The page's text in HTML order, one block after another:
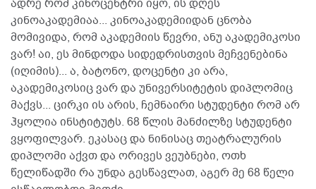
ადრე რომ კინოცენტრი იყო, ის დღეს
კინოაკადემიაა... კინოაკადემიიდან ცნობა
მომივიდა, რომ აკადემიის წევრი, ანუ აკადემიკოსი
ვარ! აი, ეს მინდოდა სიდედრისთვის მეჩვენებინა
(იღიმის)... ა, ბატონო, დოცენტი კი არა,
აკადემიკოსიც ვარ და უნივერსიტეტის დიპლომიც
მაქვს... ცირკი ის არის, ჩემნაირი სტუდენტი რომ არ
ჰყოლია ინსტიტუტს. 68 წლის მანძილზე სტუდენტი
ვყოფილვარ. ეკასაც და ნინისაც თეატრალურის
დიპლომი აქვთ და ორივეს ვეუბნები, ოთხ
წელიწადში რა უნდა გესწავლათ, აგერ მე 68 წელი